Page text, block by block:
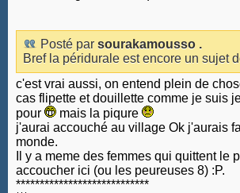
Posté par sourakamousso .
Bref la péridurale est encore un sujet
c'est vrai aussi, on entend plein de
cas flipette et douillette comme je suis
pour
mais la piqure
j'aurai accouché au village Ok j'aurais
monde.
Il y a meme des femmes qui quittent le
accoucher ici (ou les peureuses 8) :P.
****************************